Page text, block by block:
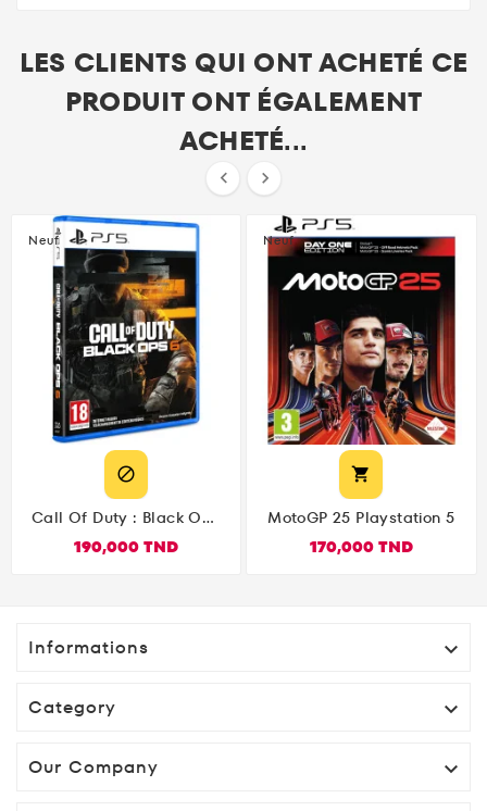
LES CLIENTS QUI ONT ACHETÉ CE
PRODUIT ONT ÉGALEMENT
ACHETÉ...
 
Neuf

Call Of Duty : Black Ops
6 PS5
190,000 TND
Neuf

MotoGP 25 Playstation 5
170,000 TND
Informations 
Category 
Our Company 